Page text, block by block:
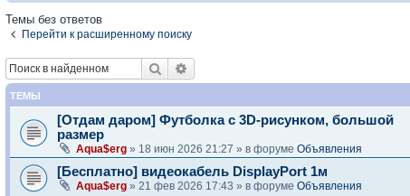
Темы без ответов
Перейти к расширенному поиску
Поиск
ТЕМЫ
[Отдам даром] Футболка с 3D-рисунком, большой
размер
Aqua$erg » 18 июн 2026 21:27 » в форуме Объявления
[Бесплатно] видеокабель DisplayPort 1м
Aqua$erg » 21 фев 2026 17:43 » в форуме Объявления